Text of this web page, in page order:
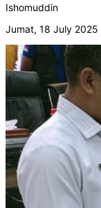
Ishomuddin
Jumat, 18 July 2025